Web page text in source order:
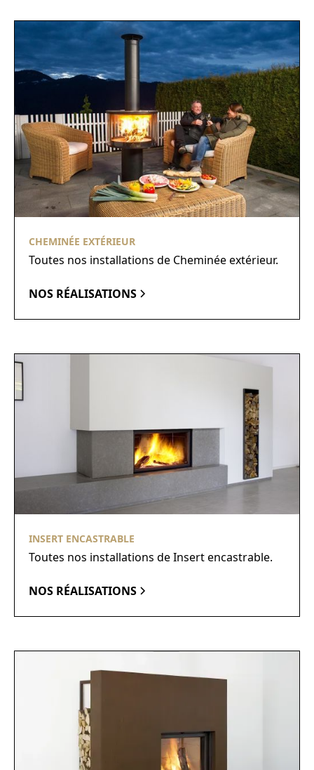
CHEMINÉE EXTÉRIEUR
Toutes nos installations de Cheminée extérieur.
NOS RÉALISATIONS
INSERT ENCASTRABLE
Toutes nos installations de Insert encastrable.
NOS RÉALISATIONS